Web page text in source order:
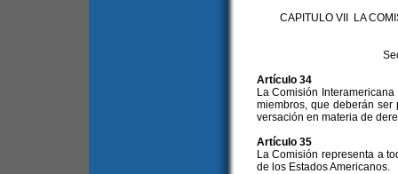
CAPITULO VII LA
Artículo 34
La Comisión
miembros, que deberán
versación en materia de
Artículo 35
La Comisión representa a
de los Estados Americanos.